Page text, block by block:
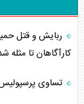
ربایش و قتل
کارآگاهان تا مثله
تساوی